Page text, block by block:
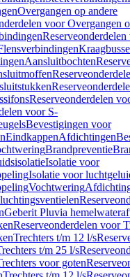
Overgangen op andere
voor Overgangen
Reserveonderdelen
Aansluitbochten
Reserveonderdelen
voor S-
Bevestigingen voor
EindkappenAfdichtingen
Brandpreventie
Isolatie voor
Isolatie voor
Vochtwering
Geberit Pluvia
Reserveonderdelen voor
Trechters t/m 12 l/s
t/m 25 l/s
voor goten